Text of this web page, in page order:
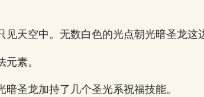
天空中。无数白色的光点朝光暗圣龙这
素。
圣龙加持了几个圣光系祝福技能。